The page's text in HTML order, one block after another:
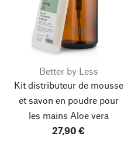
Better by Less
Kit distributeur de mousse
et savon en poudre pour
les mains Aloe vera
27,90 €